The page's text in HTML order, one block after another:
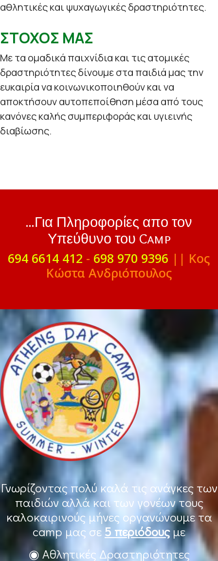
αθλητικές και ψυχαγωγικές δραστηριότητες.
ΣΤΟΧΟΣ ΜΑΣ
Με τα ομαδικά παιχνίδια και τις ατομικές
δραστηριότητες δίνουμε στα παιδιά μας την
ευκαιρία να κοινωνικοποιηθούν και να
αποκτήσουν αυτοπεποίθηση μέσα από τους
κανόνες καλής συμπεριφοράς και υγιεινής
διαβίωσης.
...Για Πληροφορίες απο τον
Υπεύθυνο του Camp
694 6614 412 - 698 970 9396 || Κος
Κώστα Ανδριόπουλος
Γνωρίζοντας πολύ καλά τις ανάγκες των
παιδιών αλλά και των γονέων τους
καλοκαιρινούς μήνες οργανώνουμε τα
camp μας σε 5 περιόδουςμε
◉ Αθλητικές Δραστηριότητες